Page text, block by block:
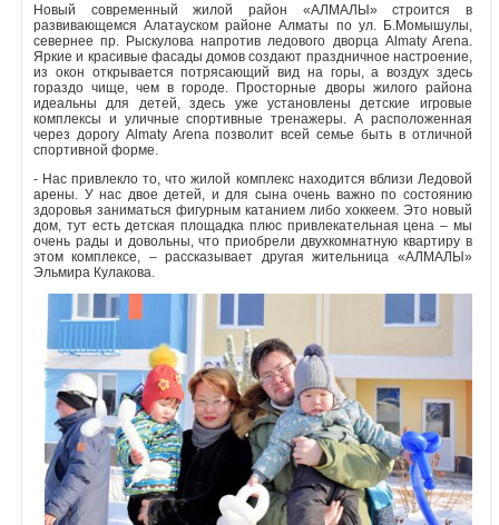
Новый современный жилой район «АЛМАЛЫ» строится в
развивающемся Алатауском районе Алматы по ул. Б.Момышулы,
севернее пр. Рыскулова напротив ледового дворца Almaty Arena.
Яркие и красивые фасады домов создают праздничное настроение,
из окон открывается потрясающий вид на горы, а воздух здесь
гораздо чище, чем в городе. Просторные дворы жилого района
идеальны для детей, здесь уже установлены детские игровые
комплексы и уличные спортивные тренажеры. А расположенная
через дорогу Almaty Arena позволит всей семье быть в отличной
спортивной форме.
- Нас привлекло то, что жилой комплекс находится вблизи Ледовой
арены. У нас двое детей, и для сына очень важно по состоянию
здоровья заниматься фигурным катанием либо хоккеем. Это новый
дом, тут есть детская площадка плюс привлекательная цена – мы
очень рады и довольны, что приобрели двухкомнатную квартиру в
этом комплексе, – рассказывает другая жительница «АЛМАЛЫ»
Эльмира Кулакова.